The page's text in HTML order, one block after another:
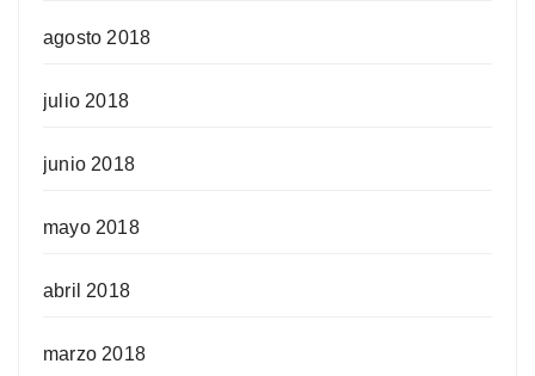
agosto 2018
julio 2018
junio 2018
mayo 2018
abril 2018
marzo 2018